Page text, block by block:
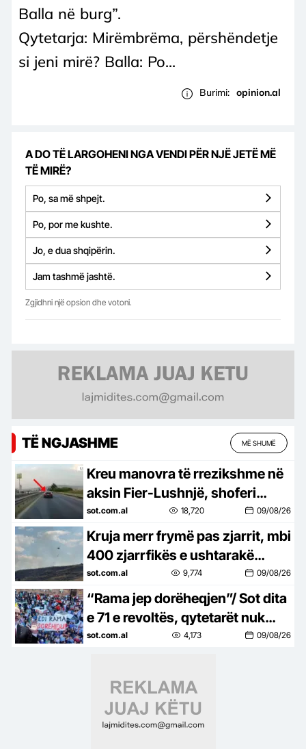
Balla në burg”.
Qytetarja: Mirëmbrëma, përshëndetje
si jeni mirë? Balla: Po...
Burimi: opinion.al
A DO TË LARGOHENI NGA VENDI PËR NJË JETË MË
TË MIRË?
Po, sa më shpejt.
Po, por me kushte.
Jo, e dua shqipërin.
Jam tashmë jashtë.
Zgjidhni një opsion dhe votoni.
TË NGJASHME MË SHUMË
Kreu manovra të rrezikshme në
aksin Fier-Lushnjë, shoferi
gjobitet me 60 mijë lekë pas
videos së publikuar në rrjet
sot.com.al 18,720 09/08/26
Kruja merr frymë pas zjarrit, mbi
400 zjarrfikës e ushtarakë
mbrojtën qytetin, banorët
kthehen në shtëpi
sot.com.al 9,774 09/08/26
“Rama jep dorëheqjen”/ Sot dita
e 71 e revoltës, qytetarët nuk
heqin dorë, kërkojnë ndryshim
sot.com.al 4,173 09/08/26